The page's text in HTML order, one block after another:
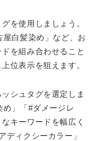
を使用しましょう。
屋白髪染め」など、お
を組み合わせること
位表示を狙えます。
シュタグを選定しま
」「#ダメージレ
キーワードを幅広く
ディクシーカラー」